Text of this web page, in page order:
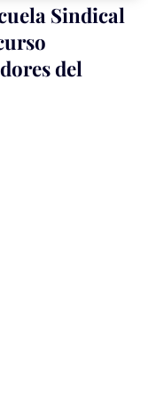
Sindical
del